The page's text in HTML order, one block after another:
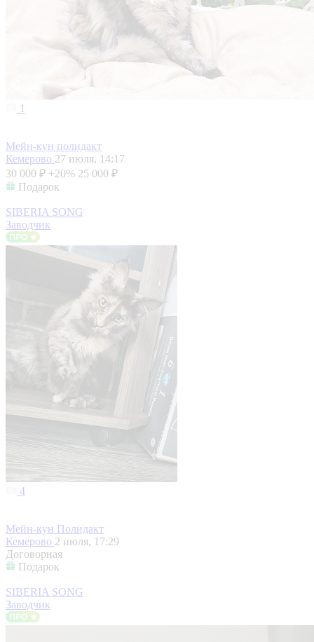
1
Мейн-кун полидакт
Кемерово 27 июля, 14:17
30 000 ₽ +20% 25 000 ₽
Подарок
SIBERIA SONG
Заводчик
4
Мейн-кун Полидакт
Кемерово 2 июля, 17:29
Договорная
Подарок
SIBERIA SONG
Заводчик